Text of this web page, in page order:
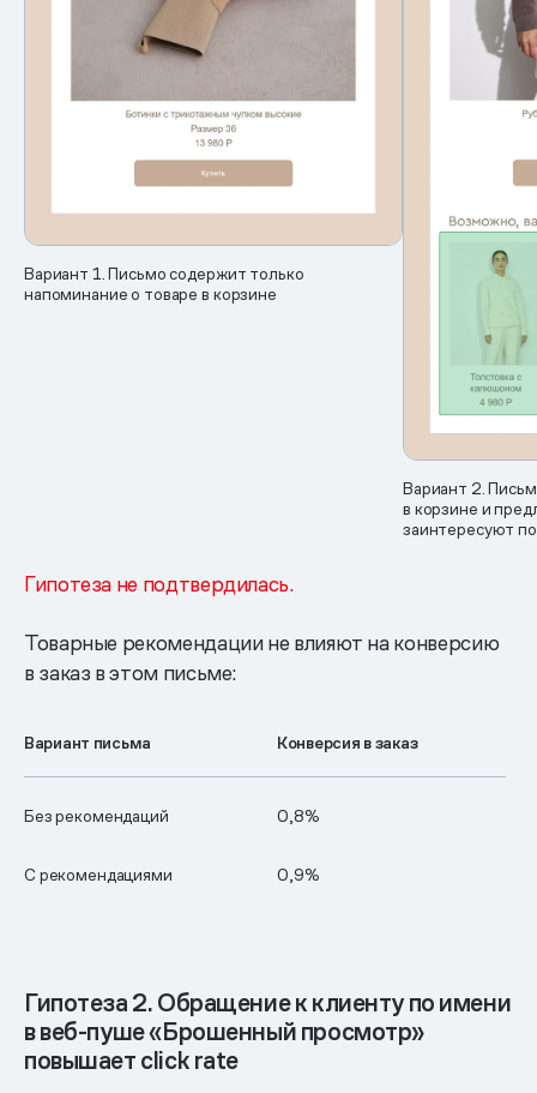
Вариант 1. Письмо содержит только
напоминание о товаре в корзине
Вариант 2.
в корзине и
заинтересуют
Гипотеза не подтвердилась.
Товарные рекомендации не влияют на конверсию
в заказ в этом письме:
Вариант письма Конверсия в заказ
Без рекомендаций 0,8%
С рекомендациями 0,9%
Гипотеза 2. Обращение к клиенту по имени
в веб-пуше «Брошенный просмотр»
повышает click rate